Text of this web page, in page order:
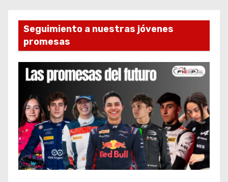
Seguimiento a nuestras jóvenes
promesas